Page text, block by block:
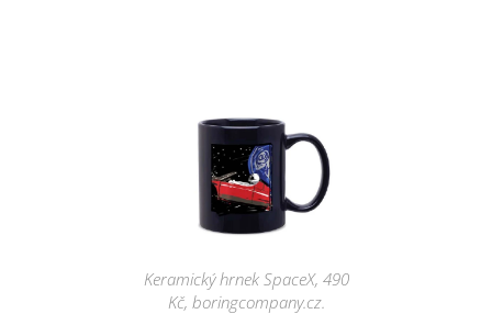
Keramický hrnek SpaceX, 490
Kč, boringcompany.cz.